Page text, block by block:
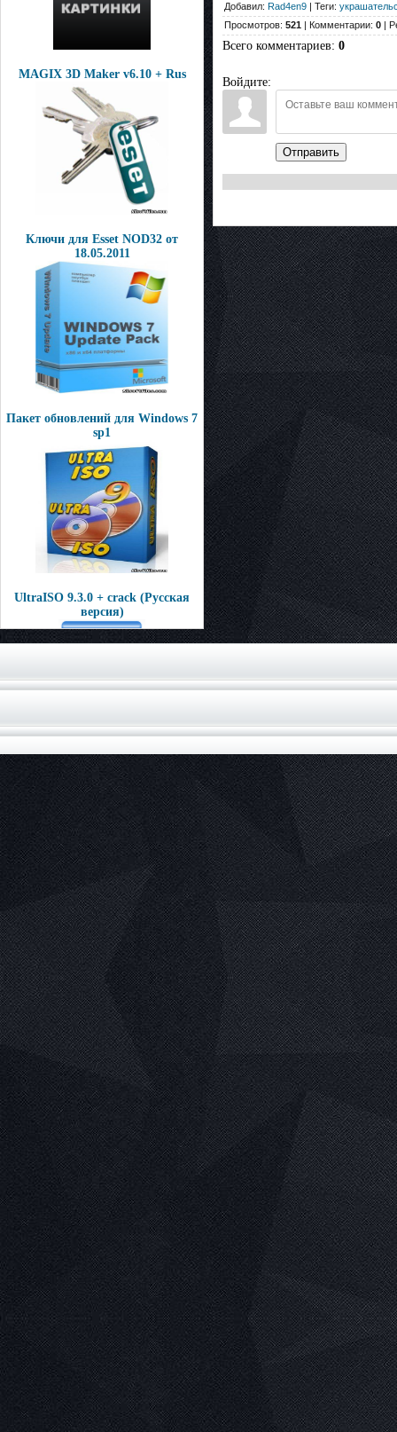
MAGIX 3D Maker v6.10 + Rus
Ключи для Esset NOD32 от
18.05.2011
Пакет обновлений для Windows 7
sp1
UltraISO 9.3.0 + crack (Русская
версия)
Добавил: Rad4en9 | Теги:
Просмотров: 521 | Комментарии: 0 |
Всего комментариев: 0
Войдите:
Отправить